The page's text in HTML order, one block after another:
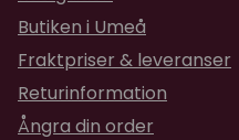
Butiken i Umeå
Fraktpriser & leveranser
Returinformation
Ångra din order